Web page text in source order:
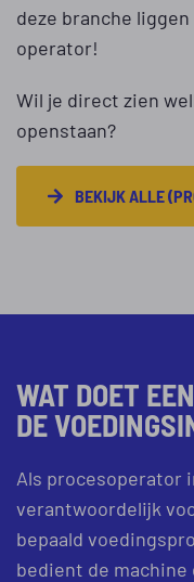
deze branche
operator!
Wil je direct zien
openstaan?
BEKIJK ALLE
WAT DOET
DE
Als procesoperator
verantwoordelijk
bepaald
bedient de